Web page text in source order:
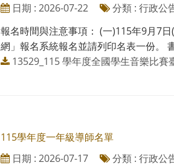
日期 : 2026-07-22
分類 : 行政公
報名時間與注意事項： (一)115年9月7
網」報名系統報名並請列印名表一份。
13529_115 學年度全國學生音樂比
115學年度一年級導師名單
日期 : 2026-07-17
分類 : 行政公告